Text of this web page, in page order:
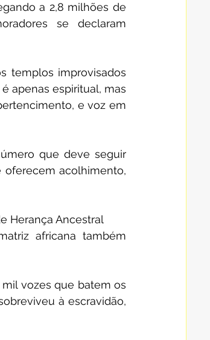
a 2,8 milhões de
se declaram
templos improvisados
apenas espiritual, mas
e voz em
que deve seguir
acolhimento,
Herança Ancestral
africana também
mil vozes que batem os
à escravidão,